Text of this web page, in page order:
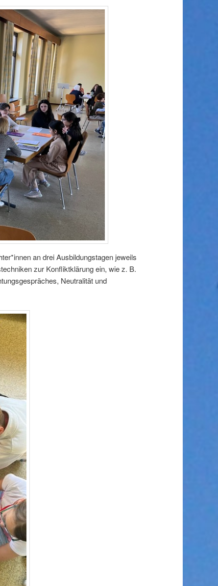
an drei Ausbildungstagen jeweils
zur Konfliktklärung ein, wie z. B.
Neutralität und